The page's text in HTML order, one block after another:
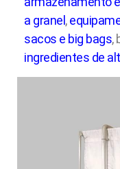
a granel ,
sacos e big bags,
ingredientes de